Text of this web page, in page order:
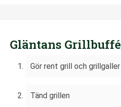
Gläntans Grillbuffé
Gör rent grill och grillgaller
Tänd grillen